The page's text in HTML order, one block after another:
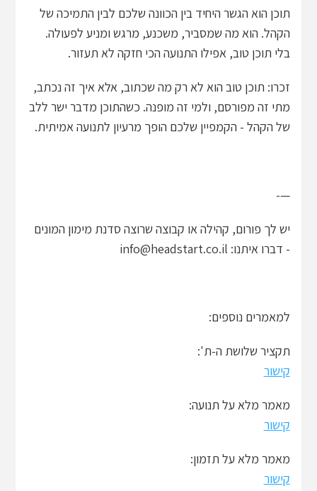
תוכן הוא הגשר היחיד בין הכוונה שלכם לבין התמיכה של
הקהל. הוא מה שמסביר, משכנע, מרגש ומניע לפעולה.
בלי תוכן טוב, אפילו התנועה הכי חזקה לא תעזור.
זכרו: תוכן טוב הוא לא רק מה שכתוב, אלא איך זה נכתב,
מתי זה מפורסם, ולמי זה מופנה. כשהתוכן מדבר ישר ללב
של הקהל - הקמפיין שלכם הופך מרעיון לתנועה אמיתית.
—-
יש לך פורום, קהילה או קבוצה שרוצה סדנת מימון המונים
- דברו איתנו: info@headstart.co.il
למאמרים נוספים:
תקציר שלושת ה-ת':
קישור
מאמר מלא על תנועה:
קישור
מאמר מלא על תזמון:
קישור